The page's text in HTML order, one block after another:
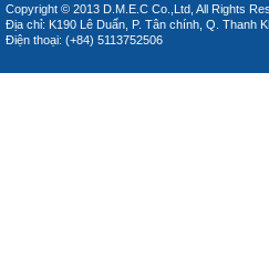
Copyright © 2013 D.M.E.C Co.,Ltd, All Rights
Địa chỉ: K190 Lê Duẩn, P. Tân chính, Q. Thanh
Điện thoại: (+84) 5113752506